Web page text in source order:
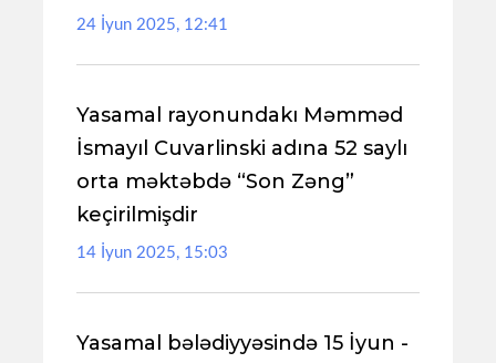
24 İyun 2025, 12:41
Yasamal rayonundakı Məmməd
İsmayıl Cuvarlinski adına 52 saylı
orta məktəbdə “Son Zəng”
keçirilmişdir
14 İyun 2025, 15:03
Yasamal bələdiyyəsində 15 İyun -